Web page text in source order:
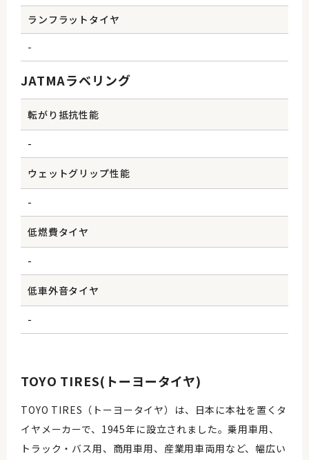
ランフラットタイヤ
-
JATMAラベリング
転がり抵抗性能
-
ウェットグリップ性能
-
低燃費タイヤ
-
低車外音タイヤ
-
TOYO TIRES(トーヨータイヤ)
TOYO TIRES（トーヨータイヤ）は、日本に本社を置くタ
イヤメーカーで、1945年に設立されました。乗用車用、
トラック・バス用、商用車用、産業用車両用など、幅広い